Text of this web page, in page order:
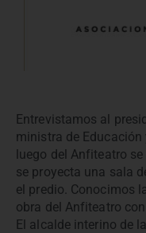
Entrevistamos al
ministra de
luego del Anfiteatro
se proyecta una sala
el predio. Conocimos
obra del Anfiteatro
El alcalde interino de